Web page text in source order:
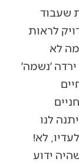
שעבוד
לראות
לא
׳נשמה׳
לנו
לא!
ידוע